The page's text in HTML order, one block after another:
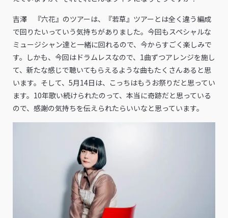
吉澤 『六花』のツアーは、『若草』ツアーとは全く違う編成
で回りたいっていう気持ちがありました。今回もスペシャルな
ミュージシャン達と一緒に回れるので、今からすごく楽しみで
す。しかも、今回はドラムレスなので、1曲ずつアレンジを施し
て、新たな感じで聴いてもらえるような曲もたくさんあると思
います。そして、5月14日は、こっちはもうお祭りだと思ってい
ます。10年歌い続けられたのって、本当に奇跡だと思っている
ので、感謝の気持ちを伝えられたらいいなと思っています。